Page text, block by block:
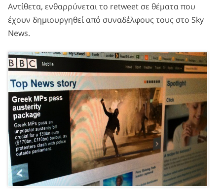
Αντίθετα, ενθαρρύνεται το retweet σε θέματα που
έχουν δημιουργηθεί από συναδέλφους τους στο Sky
News.